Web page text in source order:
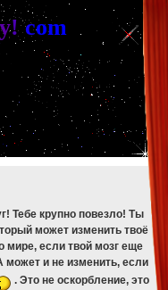
mysqli.php
mysqli.php 329
mysqli.php on line 265
mysqli.php on line329
mysqli.php on line 265
mysqli.php on line329:
mysqli.php on line 265
mysqli.php
! com
Тебе крупно повезло! Ты
может изменить твоё
мире, если твой мозг еще
может и не изменить, если
. Это не оскорбление, это